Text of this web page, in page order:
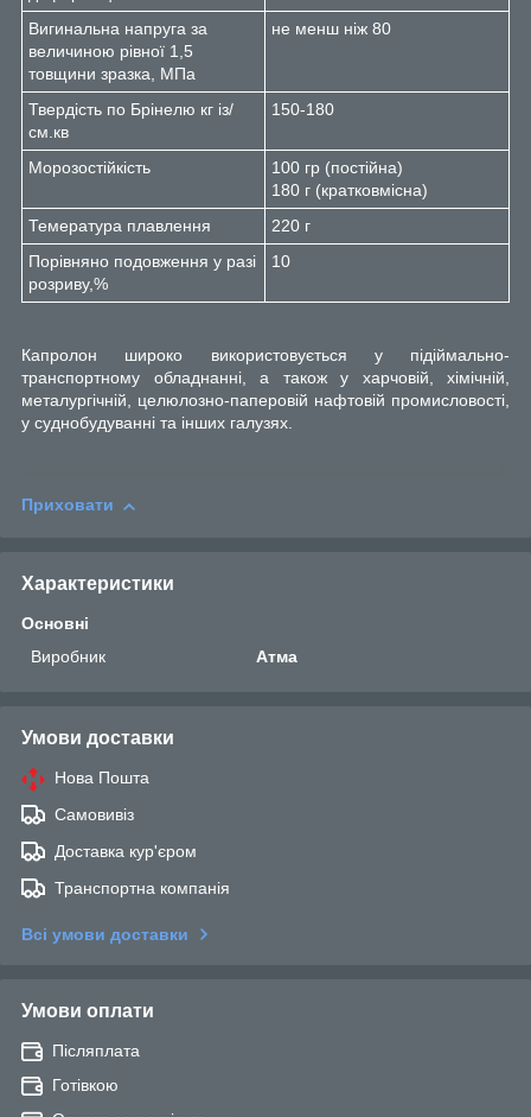
Вигинальна напруга за
величиною рівної 1,5
товщини зразка, МПа
не менш ніж 80
Твердість по Брінелю кг із/
см.кв
150-180
Морозостійкість
100 гр (постійна)
180 г (кратковмісна)
Темература плавлення
220 г
Порівняно подовження у разі
розриву,%
10
Капролон широко використовується у підіймально-
транспортному обладнанні, а також у харчовій, хімічній,
металургічній, целюлозно-паперовій нафтовій промисловості,
у суднобудуванні та інших галузях.
Приховати
Характеристики
Основні
Виробник
Атма
Умови доставки
Нова Пошта
Самовивіз
Доставка кур'єром
Транспортна компанія
Всі умови доставки
Умови оплати
Післяплата
Готівкою